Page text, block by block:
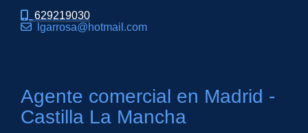
629219030
lgarrosa
hotmail.com
Agente comercial en Madrid -
Castilla La Mancha